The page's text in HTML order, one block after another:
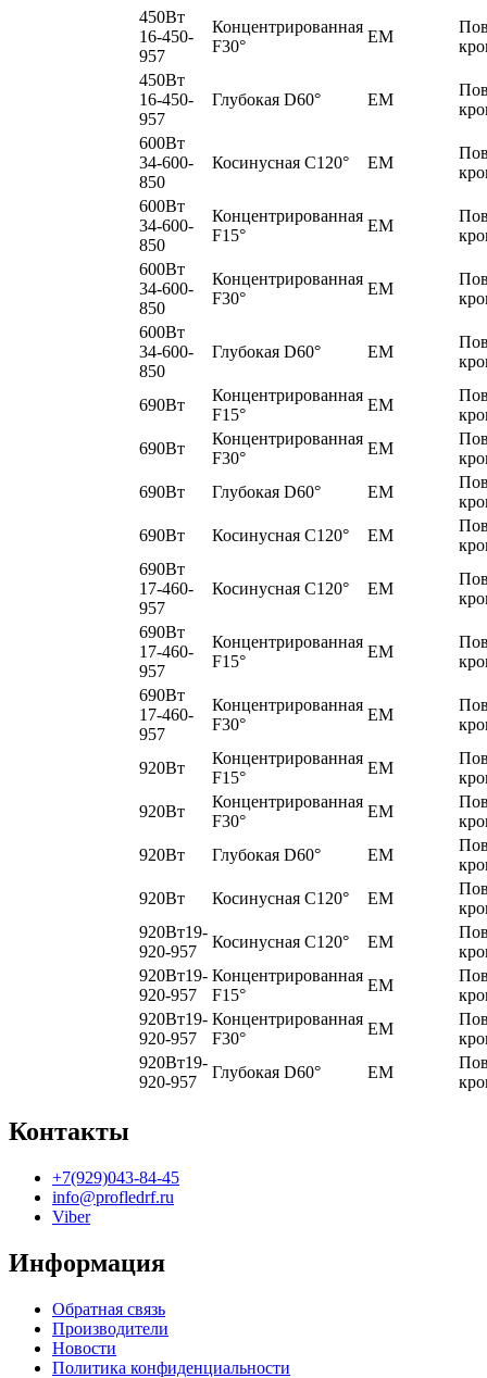
450Вт
16-450-
957
Концентрированная
F30°
EM
450Вт
16-450-
957
Глубокая D60° EM
600Вт
34-600-
850
Косинусная C120° EM
600Вт
34-600-
850
Концентрированная
F15°
EM
600Вт
34-600-
850
Концентрированная
F30°
EM
600Вт
34-600-
850
Глубокая D60° EM
690Вт
Концентрированная
F15°
EM
690Вт
Концентрированная
F30°
EM
690Вт
Глубокая D60° EM
690Вт
Косинусная C120° EM
690Вт
17-460-
957
Косинусная C120° EM
690Вт
17-460-
957
Концентрированная
F15°
EM
690Вт
17-460-
957
Концентрированная
F30°
EM
920Вт
Концентрированная
F15°
EM
920Вт
Концентрированная
F30°
EM
920Вт
Глубокая D60° EM
920Вт
Косинусная C120° EM
920Вт19-
920-957
Косинусная C120° EM
920Вт19-
920-957
Концентрированная
F15°
EM
920Вт19-
920-957
Концентрированная
F30°
EM
920Вт19-
920-957
Глубокая D60° EM
Контакты
+7(929)043-84-45
info@profledrf.ru
Viber
Информация
Обратная связь
Производители
Новости
Политика конфиденциальности